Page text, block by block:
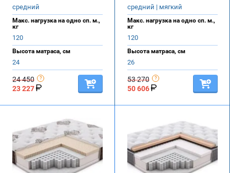
средний
Макс. нагрузка на одно сп. м.,
кг
120
Высота матраса, см
24
24 450
23 227
средний | мягкий
Макс. нагрузка на одно сп. м.,
кг
120
Высота матраса, см
26
53 270
50 606